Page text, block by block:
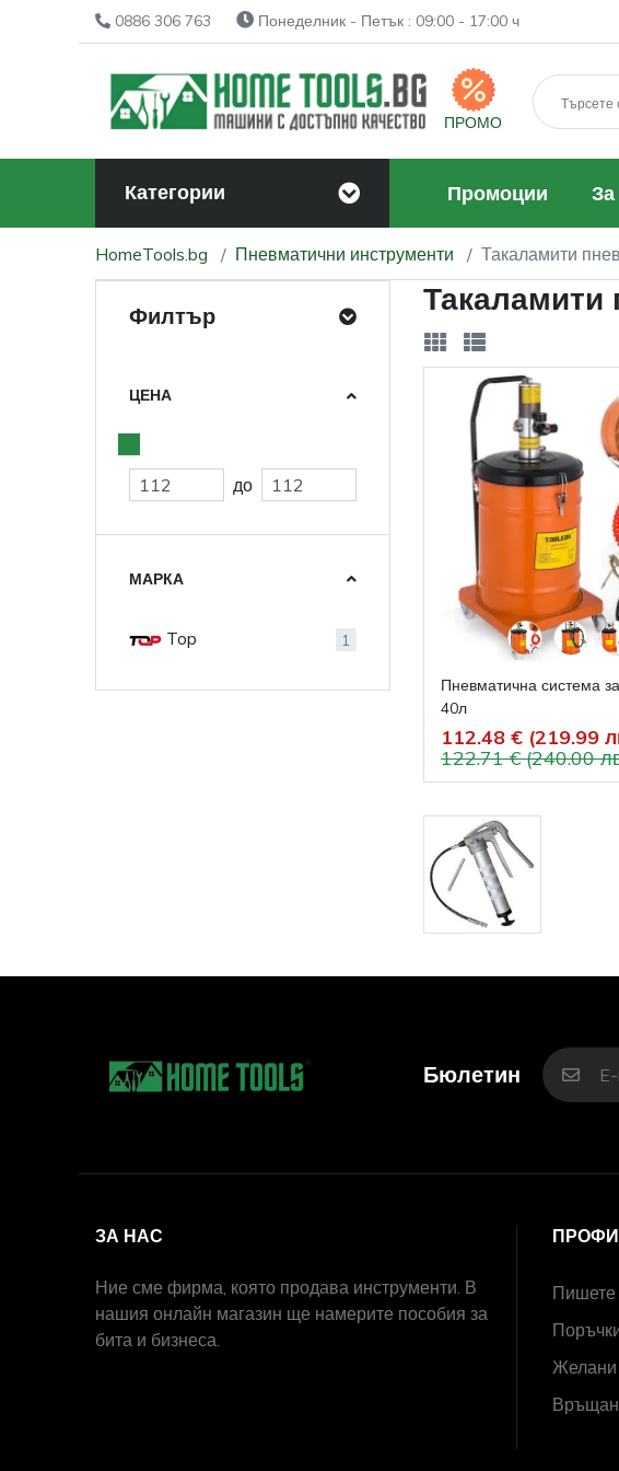
0886 306 763 Понеделник - Петък : 09:00 - 17:00 ч
ПРОМО
Категории Промоции
HomeTools.bg Пневматични инструменти Такаламити
Филтър
ЦЕНА
до
МАРКА
Top 1
Такаламити
Пневматична система
40л
112.48 € (219.99
122.71 € (240.00
Бюлетин
ЗА НАС
Ние сме фирма, която продава инструменти. В
нашия онлайн магазин ще намерите пособия за
бита и бизнеса.
Пишете
Желани